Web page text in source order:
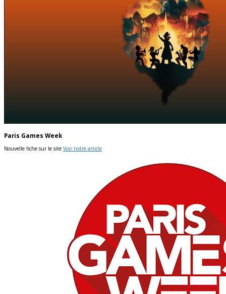
Paris Games Week
Nouvelle fiche sur le site Voir notre article